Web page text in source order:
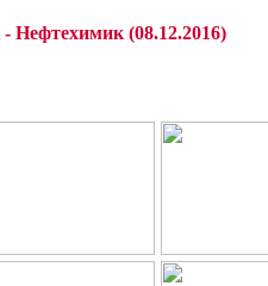
Нефтехимик (08.12.2016)